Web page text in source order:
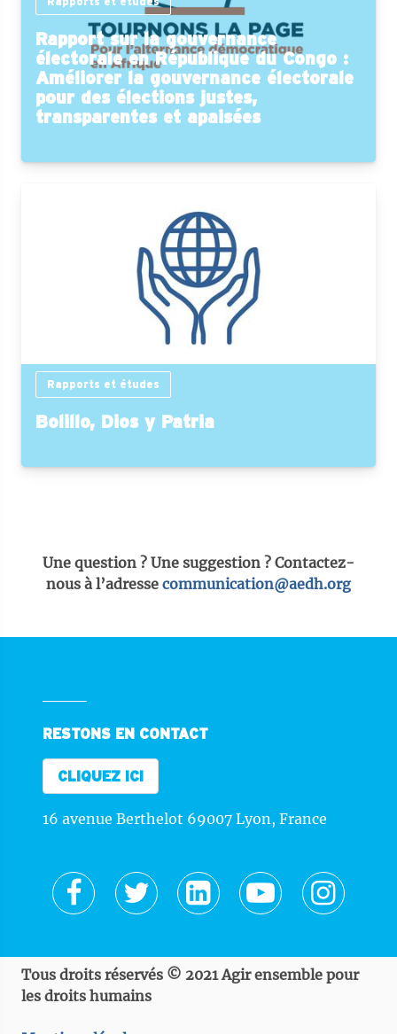
Rapport sur la gouvernance
électorale en République du Congo :
Améliorer la gouvernance électorale
pour des élections justes,
transparentes et apaisées
Rapports et études
Bolillo, Dios y Patria
Une question ? Une suggestion ? Contactez-
nous à l’adresse communication@aedh.org
RESTONS EN CONTACT
CLIQUEZ ICI
16 avenue Berthelot 69007 Lyon, France
Tous droits réservés © 2021 Agir ensemble pour
les droits humains